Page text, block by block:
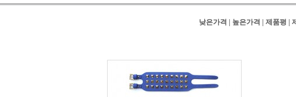
낮은가격 높은가격 제품평